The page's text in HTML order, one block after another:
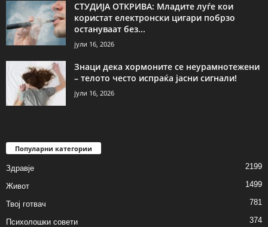
СТУДИЈА ОТКРИВА: Младите луѓе кои
користат електронски цигари побрзо
остануваат без...
јули 16, 2026
Знаци дека хормоните се неурамнотежени
– телото често испраќа јасни сигнали!
јули 16, 2026
Популарни категории
Здравје 2199
Живот 1499
Твој готвач 781
Психолошки совети 374